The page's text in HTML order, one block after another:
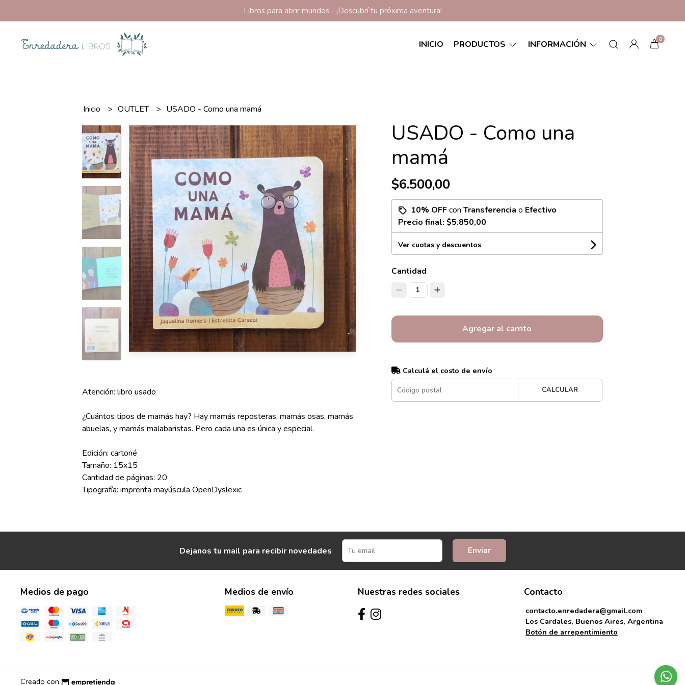
Libros para abrir mundos - ¡Descubrí tu próxima aventura!
INICIO PRODUCTOS INFORMACIÓN 0
Inicio OUTLET USADO - Como una mamá
Atención: libro usado
¿Cuántos tipos de mamás hay? Hay mamás reposteras, mamás osas, mamás
abuelas, y mamás malabaristas. Pero cada una es única y especial.
Edición: cartoné
Tamaño: 15x15
Cantidad de páginas: 20
Tipografía: imprenta mayúscula OpenDyslexic
USADO - Como una
mamá
$6.500,00
10% OFFcon Transferencia o Efectivo
Precio final: $5.850,00
Ver cuotas y descuentos
Cantidad
1
Agregar al carrito
Calculá el costo de envío
CALCULAR
Dejanos tu mail para recibir novedades Enviar
Medios de pago Medios de envío Nuestras redes sociales Contacto
contacto.enredadera@gmail.com
Los Cardales, Buenos Aires, Argentina
Botón de arrepentimiento
Creado con